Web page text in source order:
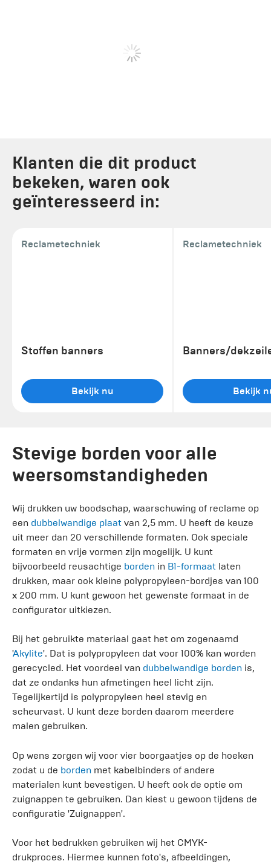
Klanten die dit product
bekeken, waren ook
geïnteresseerd in:
Reclametechniek
Stoffen banners
Bekijk nu
Reclametechniek
Banners/
Bekijk
Stevige borden voor alle
weersomstandigheden
Wij drukken uw boodschap, waarschuwing of reclame op
een dubbelwandige plaat van 2,5 mm. U heeft de keuze
uit meer dan 20 verschillende formaten. Ook speciale
formaten en vrije vormen zijn mogelijk. U kunt
bijvoorbeeld reusachtige borden in B1-formaat laten
drukken, maar ook kleine polypropyleen-bordjes van 100
x 200 mm. U kunt gewoon het gewenste formaat in de
configurator uitkiezen.
Bij het gebruikte materiaal gaat het om zogenaamd
'Akylite'. Dat is polypropyleen dat voor 100% kan worden
gerecycled. Het voordeel van dubbelwandige borden is,
dat ze ondanks hun afmetingen heel licht zijn.
Tegelijkertijd is polypropyleen heel stevig en
scheurvast. U kunt deze borden daarom meerdere
malen gebruiken.
Op wens zorgen wij voor vier boorgaatjes op de hoeken
zodat u de borden met kabelbinders of andere
materialen kunt bevestigen. U heeft ook de optie om
zuignappen te gebruiken. Dan kiest u gewoon tijdens de
configuratie 'Zuignappen'.
Voor het bedrukken gebruiken wij het CMYK-
drukproces. Hiermee kunnen foto's, afbeeldingen,